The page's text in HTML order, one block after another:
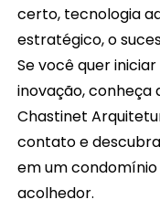
certo, tecnologia
estratégico, o
Se você quer
inovação, conheça
Chastinet
contato e
em um
acolhedor.